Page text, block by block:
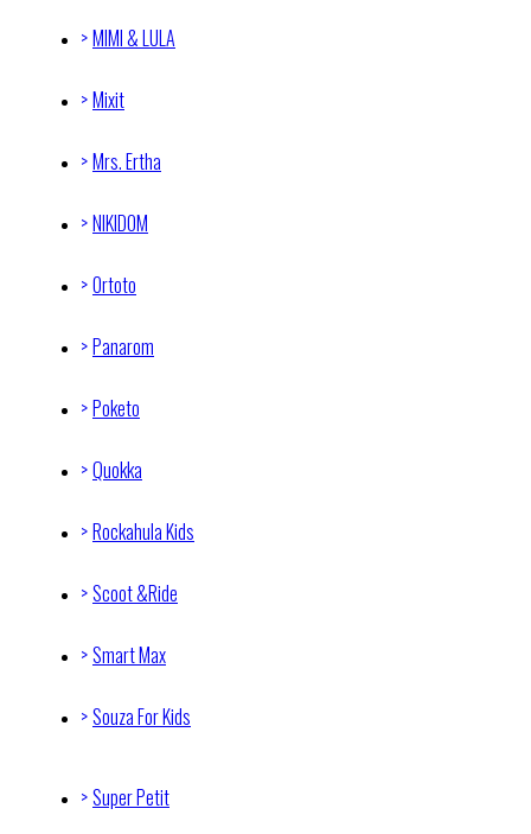
MIMI & LULA
Mixit
Mrs. Ertha
NIKIDOM
Ortoto
Panarom
Poketo
Quokka
Rockahula Kids
Scoot &Ride
Smart Max
Souza For Kids
Super Petit